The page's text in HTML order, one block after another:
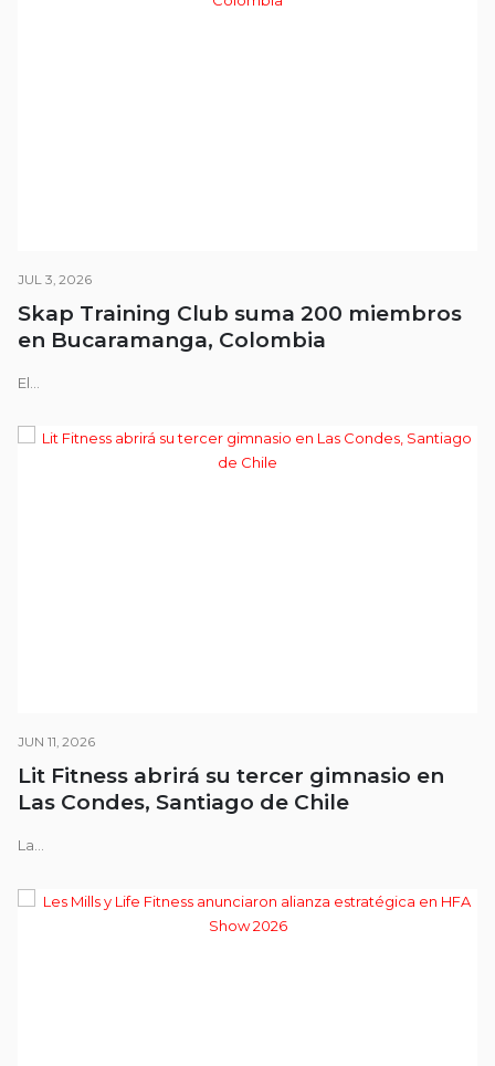
JUL 3, 2026
Skap Training Club suma 200 miembros
en Bucaramanga, Colombia
El...
JUN 11, 2026
Lit Fitness abrirá su tercer gimnasio en
Las Condes, Santiago de Chile
La...